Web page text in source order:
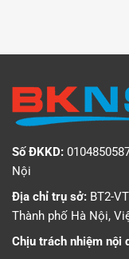
Số ĐKKD:
Nội
Địa chỉ trụ sở: BT2-
Thành phố Hà Nội,
Chịu trách nhiệm nội